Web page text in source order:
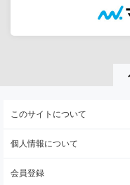
このサイトについて
個人情報について
会員登録